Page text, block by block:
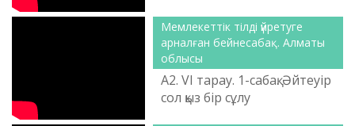
Мемлекеттік тілді үйретуге
арналған бейнесабақ. Алматы
облысы
А2. VІ тарау. 1-сабақ. Әйтеуір
сол қыз бір сұлу